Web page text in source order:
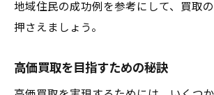
高価買取のための基本戦略
識
地域住民の成功例を参考にして、買取
押さえましょう。
高価買取を目指すための秘訣